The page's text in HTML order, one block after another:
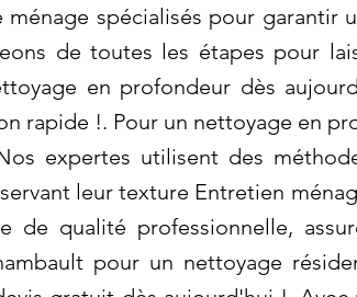
spécialisés pour garantir
de toutes les étapes pour
en profondeur dès
rapide !. Pour un nettoyage en
expertes utilisent des
leur texture Entretien
de qualité professionnelle,
pour un nettoyage